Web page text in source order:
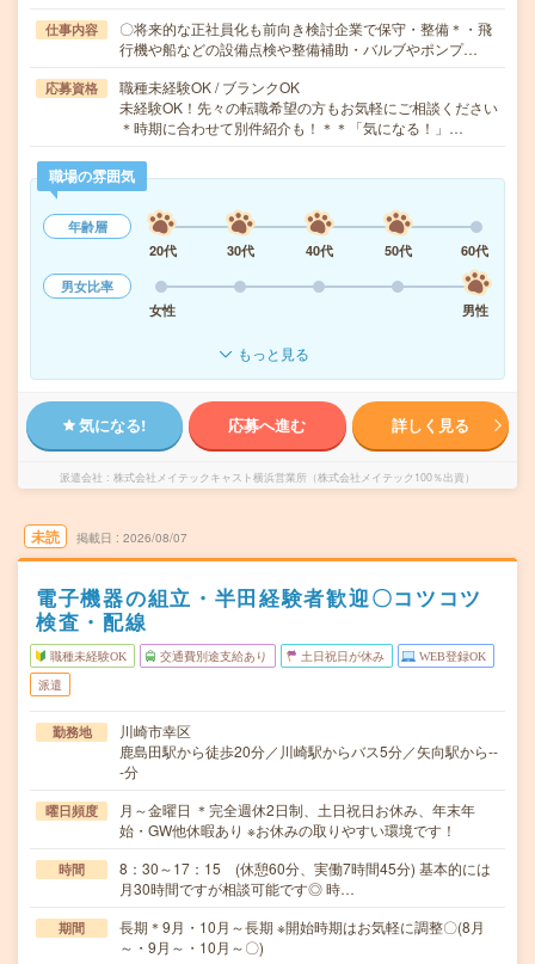
仕事内容
〇将来的な正社員化も前向き検討企業で保守・整備＊・飛
行機や船などの設備点検や整備補助・バルブやポンプ…
応募資格
職種未経験OK / ブランクOK
未経験OK！先々の転職希望の方もお気軽にご相談ください
＊時期に合わせて別件紹介も！＊＊「気になる！」…
職場の雰囲気
年齢層
20代
30代 40代 50代
60代
男女比率
女性
男性
もっと見る
気になる! 応募へ進む 詳しく見る
派遣会社 株式会社メイテックキャスト横浜営業所（株式会社メイテック100％出資）
未読 掲載日 2026/08/07
電子機器の組立・半田経験者歓迎〇コツコツ
検査・配線
職種未経験OK 交通費別途支給あり 土日祝日が休み WEB登録OK
派遣
勤務地
川崎市幸区
鹿島田駅から徒歩20分／川崎駅からバス5分／矢向駅から--
-分
曜日頻度
月～金曜日 ＊完全週休2日制、土日祝日お休み、年末年
始・GW他休暇あり ※お休みの取りやすい環境です！
時間
8：30～17：15 (休憩60分、実働7時間45分) 基本的には
月30時間ですが相談可能です◎ 時…
期間
長期＊9月・10月～長期 ※開始時期はお気軽に調整〇(8月
～・9月～・10月～〇)